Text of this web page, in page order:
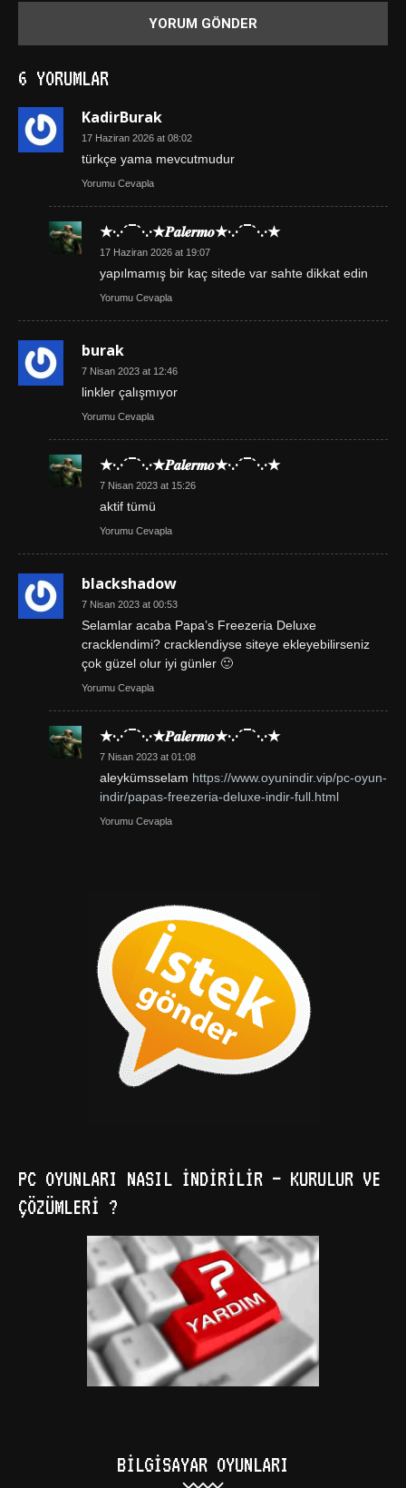
6 YORUMLAR
KadirBurak
17 Haziran 2026 at 08:02
türkçe yama mevcutmudur
Yorumu Cevapla
★·.·´¯`·.·★𝑷𝒂𝒍𝒆𝒓𝒎𝒐★·.·´¯`·.·★
17 Haziran 2026 at 19:07
yapılmamış bir kaç sitede var sahte dikkat edin
Yorumu Cevapla
burak
7 Nisan 2023 at 12:46
linkler çalışmıyor
Yorumu Cevapla
★·.·´¯`·.·★𝑷𝒂𝒍𝒆𝒓𝒎𝒐★·.·´¯`·.·★
7 Nisan 2023 at 15:26
aktif tümü
Yorumu Cevapla
blackshadow
7 Nisan 2023 at 00:53
Selamlar acaba Papa’s Freezeria Deluxe
cracklendimi? cracklendiyse siteye ekleyebilirseniz
çok güzel olur iyi günler 🙂
Yorumu Cevapla
★·.·´¯`·.·★𝑷𝒂𝒍𝒆𝒓𝒎𝒐★·.·´¯`·.·★
7 Nisan 2023 at 01:08
aleykümsselam https://www.oyunindir.vip/pc-oyun-
indir/papas-freezeria-deluxe-indir-full.html
Yorumu Cevapla
PC OYUNLARI NASIL İNDIRILIR – KURULUR VE
ÇÖZÜMLERI ?
BILGISAYAR OYUNLARI